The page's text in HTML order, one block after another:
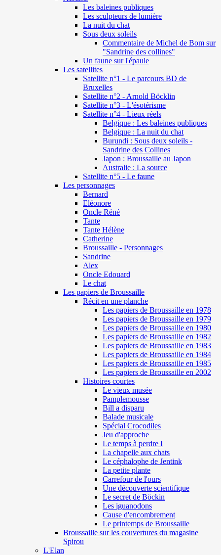
Les baleines publiques
Les sculpteurs de lumière
La nuit du chat
Sous deux soleils
Commentaire de Michel de Bom sur
"Sandrine des collines"
Un faune sur l'épaule
Les satellites
Satellite n°1 - Le parcours BD de
Bruxelles
Satellite n°2 - Arnold Böcklin
Satellite n°3 - L'ésotérisme
Satellite n°4 - Lieux réels
Belgique : Les baleines publiques
Belgique : La nuit du chat
Burundi : Sous deux soleils -
Sandrine des Collines
Japon : Broussaille au Japon
Australie : La source
Satellite n°5 - Le faune
Les personnages
Bernard
Eléonore
Oncle Réné
Tante
Tante Hélène
Catherine
Broussaille - Personnages
Sandrine
Alex
Oncle Edouard
Le chat
Les papiers de Broussaille
Récit en une planche
Les papiers de Broussaille en 1978
Les papiers de Broussaille en 1979
Les papiers de Broussaille en 1980
Les papiers de Broussaille en 1982
Les papiers de Broussaille en 1983
Les papiers de Broussaille en 1984
Les papiers de Broussaille en 1985
Les papiers de Broussaille en 2002
Histoires courtes
Le vieux musée
Pamplemousse
Bill a disparu
Balade musicale
Spécial Crocodiles
Jeu d'approche
Le temps à perdre I
La chapelle aux chats
Le céphalophe de Jentink
La petite plante
Carrefour de l'ours
Une découverte scientifique
Le secret de Böckin
Les iguanodons
Cause d'encombrement
Le printemps de Broussaille
Broussaille sur les couvertures du magasine
Spirou
L'Elan